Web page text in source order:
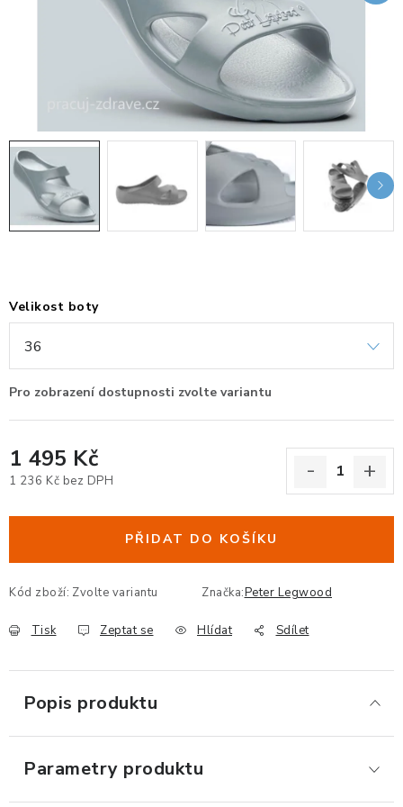
OBLÍBENÉ KATEGORIE
ZDRAVOTNÍ OBUV
PODSEDÁKY NA ŽIDLE
ZDRAVOTNICKÉ POMŮCKY
PODSTAVCE POD MONITOR
PREZENTAČNÍ SYSTÉMY
ERGONOMICKÉ PRODUKTY
BEDERNÍ A KRČNÍ OPĚRKY
PODLOŽKY POD NOHY
PODLOŽKY POD MYŠ A ZÁPĚSTÍ
DRŽÁKY LCD MONITORŮ A TV
STOJANY POD NOTEBOOK
Velikost boty
1 495 Kč
1 236 Kč bez DPH
PŘIDAT DO KOŠÍKU
Kód zboží: Zvolte variantu Značka:Peter Legwood
Tisk Zeptat se Hlídat Sdílet
Popis produktu
Parametry produktu